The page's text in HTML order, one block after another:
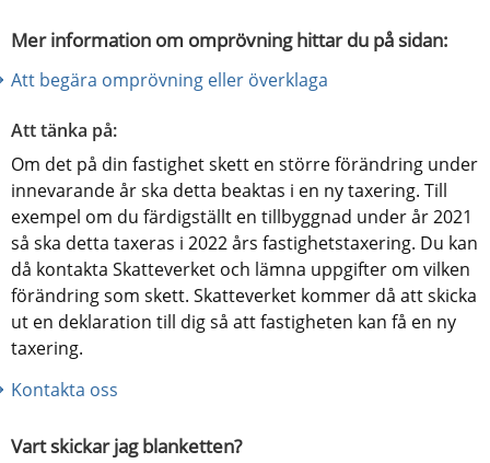
Mer information om omprövning hittar du på sidan:
Att begära omprövning eller överklaga
Att tänka på:
Om det på din fastighet skett en större förändring under
innevarande år ska detta beaktas i en ny taxering. Till
exempel om du färdigställt en tillbyggnad under år 2021
så ska detta taxeras i 2022 års fastighetstaxering. Du kan
då kontakta Skatteverket och lämna uppgifter om vilken
förändring som skett. Skatteverket kommer då att skicka
ut en deklaration till dig så att fastigheten kan få en ny
taxering.
Kontakta oss
Vart skickar jag blanketten?